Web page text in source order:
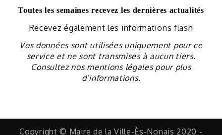
Toutes les semaines recevez les dernières actualités
Recevez également les informations flash
Vos données sont utilisées uniquement pour ce
service et ne sont transmises à aucun tiers.
Consultez nos mentions légales pour plus
d’informations.
Copyright © Maire de la Ville-Ès-Nonais 2020 -